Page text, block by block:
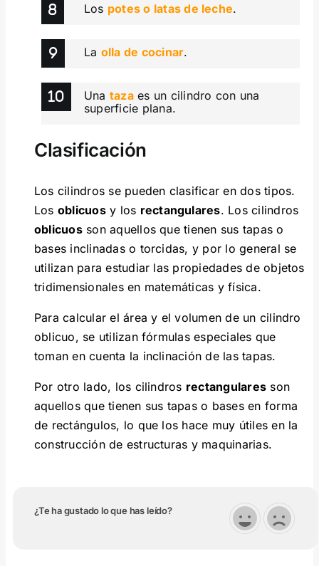
Los potes o latas de leche.
La olla de cocinar.
Una tazaes un cilindro con una
superficie plana.
Clasificación
Los cilindros se pueden clasificar en dos tipos.
Los oblicuosy los rectangulares. Los cilindros
oblicuosson aquellos que tienen sus tapas o
bases inclinadas o torcidas, y por lo general se
utilizan para estudiar las propiedades de objetos
tridimensionales en matemáticas y física.
Para calcular el área y el volumen de un cilindro
oblicuo, se utilizan fórmulas especiales que
toman en cuenta la inclinación de las tapas.
Por otro lado, los cilindros rectangulares son
aquellos que tienen sus tapas o bases en forma
de rectángulos, lo que los hace muy útiles en la
construcción de estructuras y maquinarias.
¿Te ha gustado lo que has leído?